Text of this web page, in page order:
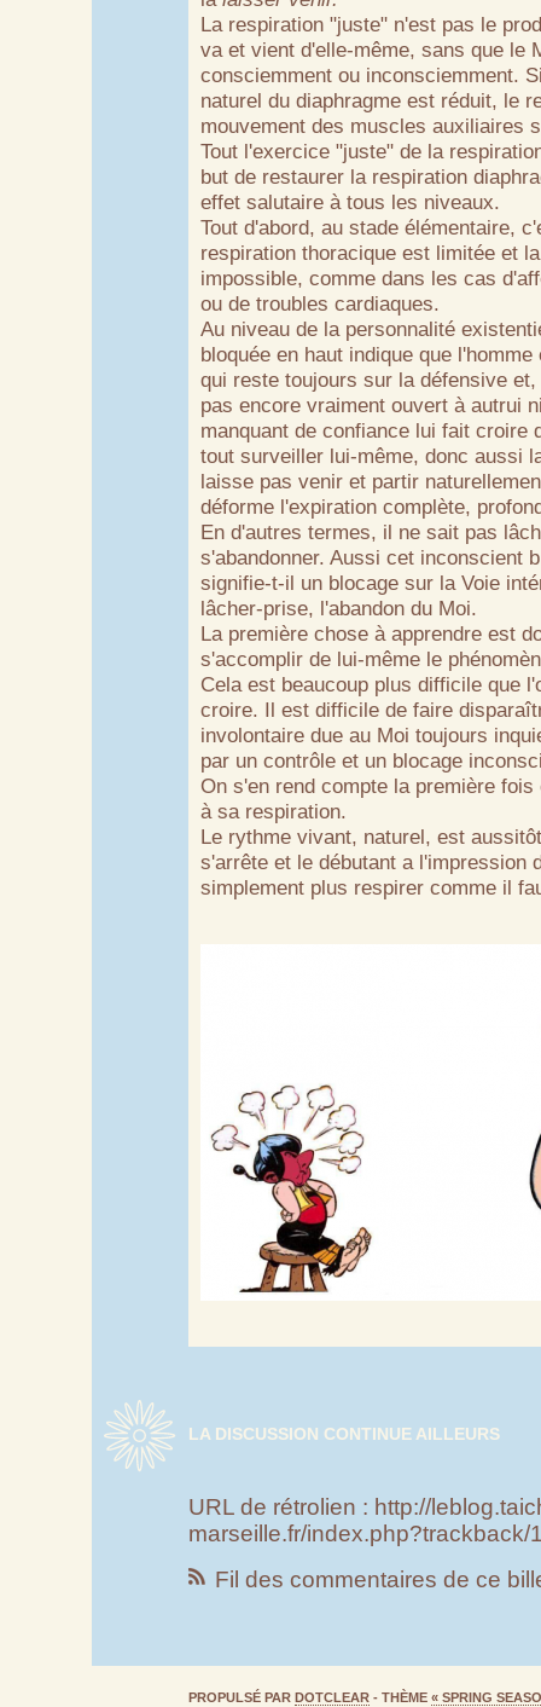
La respiration "juste" n'est pas le
va et vient d'elle-même, sans que le
consciemment ou inconsciemment.
naturel du diaphragme est réduit, le
mouvement des muscles auxiliaires
Tout l'exercice "juste" de la
but de restaurer la respiration
effet salutaire à tous les niveaux.
Tout d'abord, au stade élémentaire,
respiration thoracique est limitée et
impossible, comme dans les cas
ou de troubles cardiaques.
Au niveau de la personnalité
bloquée en haut indique que
qui reste toujours sur la défensive
pas encore vraiment ouvert à autrui
manquant de confiance lui fait croire
tout surveiller lui-même, donc aussi
laisse pas venir et partir
déforme l'expiration complète,
En d'autres termes, il ne sait pas
s'abandonner. Aussi cet inconscient
signifie-t-il un blocage sur la Voie
lâcher-prise, l'abandon du Moi.
La première chose à apprendre est
s'accomplir de lui-même le
Cela est beaucoup plus difficile que
croire. Il est difficile de faire
involontaire due au Moi toujours
par un contrôle et un blocage
On s'en rend compte la première
à sa respiration.
Le rythme vivant, naturel, est
s'arrête et le débutant a l'impression
simplement plus respirer comme il
LA DISCUSSION CONTINUE AILLEURS
URL de rétrolien : http://
marseille.fr/index.php?trackback/
Fil des commentaires de ce
PROPULSÉ PAR DOTCLEAR - THÈME « SPRING